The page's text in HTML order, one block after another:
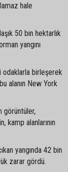
hale
50 bin hektarlık
yangını
odaklarla birleşerek
alanın New York
görüntüler,
kamp alanlarının
yangında 42 bin
zarar gördü.